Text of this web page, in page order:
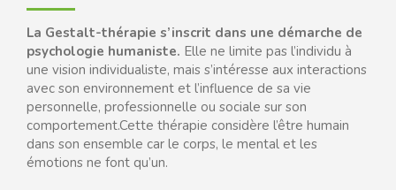
La Gestalt-thérapie s’inscrit dans une démarche de
psychologie humaniste. Elle ne limite pas l’individu à
une vision individualiste, mais s’intéresse aux interactions
avec son environnement et l’influence de sa vie
personnelle, professionnelle ou sociale sur son
comportement.Cette thérapie considère l’être humain
dans son ensemble car le corps, le mental et les
émotions ne font qu’un.